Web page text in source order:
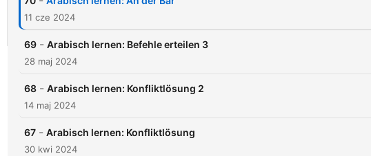
tatsächlich eine
werden. Als reines Audio-Tool
toller Begleiter beim
11 cze 2024
69 - Arabisch lernen: Befehle erteilen 3
28 maj 2024
68 - Arabisch lernen: Konfliktlösung 2
14 maj 2024
67 - Arabisch lernen: Konfliktlösung
30 kwi 2024